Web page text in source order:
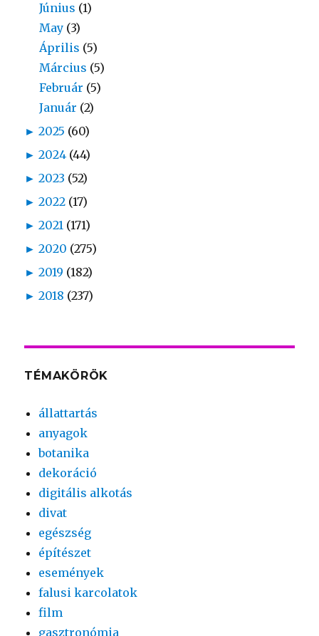
Június (1)
May (3)
Április (5)
Március (5)
Február (5)
Január (2)
► 2025 (60)
► 2024 (44)
► 2023 (52)
► 2022 (17)
► 2021 (171)
► 2020 (275)
► 2019 (182)
► 2018 (237)
TÉMAKÖRÖK
állattartás
anyagok
botanika
dekoráció
digitális alkotás
divat
egészség
építészet
események
falusi karcolatok
film
gasztronómia